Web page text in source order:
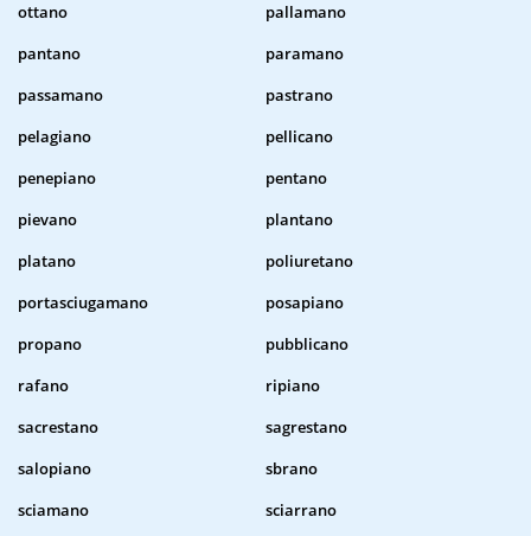
ottano
pallamano
pantano
paramano
passamano
pastrano
pelagiano
pellicano
penepiano
pentano
pievano
plantano
platano
poliuretano
portasciugamano
posapiano
propano
pubblicano
rafano
ripiano
sacrestano
sagrestano
salopiano
sbrano
sciamano
sciarrano